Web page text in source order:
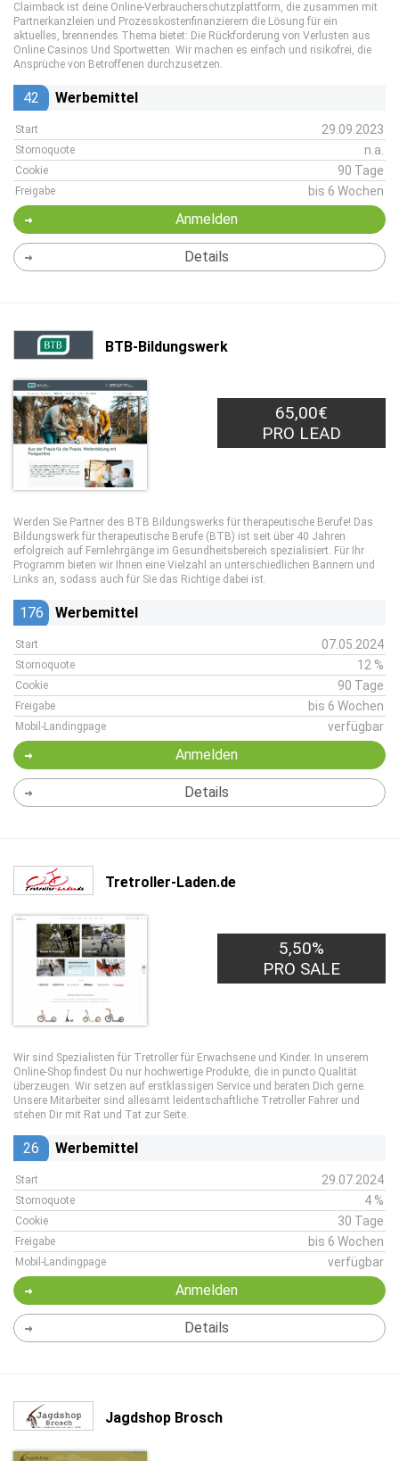
Claimback ist deine Online-Verbraucherschutzplattform, die zusammen mit
Partnerkanzleien und Prozesskostenfinanzierern die Lösung für ein
aktuelles, brennendes Thema bietet: Die Rückforderung von Verlusten aus
Online Casinos Und Sportwetten. Wir machen es einfach und risikofrei, die
Ansprüche von Betroffenen durchzusetzen.
42 Werbemittel
Start 29.09.2023
Stornoquote n.a.
Cookie 90 Tage
Freigabe bis 6 Wochen
Anmelden
Details
BTB-Bildungswerk
65,00€
PRO LEAD
Werden Sie Partner des BTB Bildungswerks für therapeutische Berufe! Das
Bildungswerk für therapeutische Berufe (BTB) ist seit über 40 Jahren
erfolgreich auf Fernlehrgänge im Gesundheitsbereich spezialisiert. Für Ihr
Programm bieten wir Ihnen eine Vielzahl an unterschiedlichen Bannern und
Links an, sodass auch für Sie das Richtige dabei ist.
176 Werbemittel
Start 07.05.2024
Stornoquote 12 %
Cookie 90 Tage
Freigabe bis 6 Wochen
Mobil-Landingpage verfügbar
Anmelden
Details
Tretroller-Laden.de
5,50%
PRO SALE
Wir sind Spezialisten für Tretroller für Erwachsene und Kinder. In unserem
Online-Shop findest Du nur hochwertige Produkte, die in puncto Qualität
überzeugen. Wir setzen auf erstklassigen Service und beraten Dich gerne.
Unsere Mitarbeiter sind allesamt leidentschaftliche Tretroller Fahrer und
stehen Dir mit Rat und Tat zur Seite.
26 Werbemittel
Start 29.07.2024
Stornoquote 4 %
Cookie 30 Tage
Freigabe bis 6 Wochen
Mobil-Landingpage verfügbar
Anmelden
Details
Jagdshop Brosch